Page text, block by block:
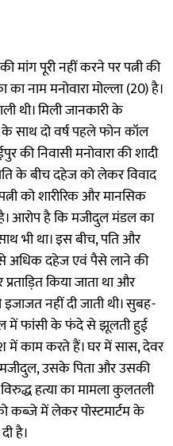
मांग पूरी नहीं करने पर पत्नी की
नाम मनोवारा मोल्ला (20) है।
थी। मिली जानकारी के
दो वर्ष पहले फोन कॉल
की निवासी मनोवारा की शादी
के बीच दहेज को लेकर विवाद
को शारीरिक और मानसिक
आरोप है कि मजीदुल मंडल का
भी था। इस बीच, पति और
से अधिक दहेज एवं पैसे लाने की
किया जाता था और
नहीं दी जाती थी। सुबह-
में फांसी के फंदे से झूलती हुई
में काम करते हैं। घर में सास, देवर
उसके पिता और उसकी
हत्या का मामला कुलतली
कब्जे में लेकर पोस्टमार्टम के
है।